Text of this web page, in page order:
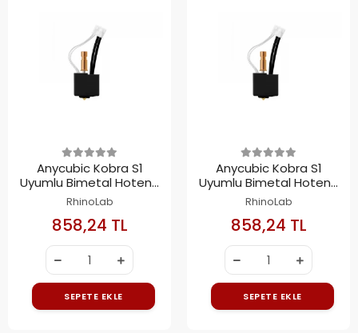
Anycubic Kobra S1
Uyumlu Bimetal Hotend
Kiti 0.2mm
RhinoLab
858,24 TL
SEPETE EKLE
Anycubic Kobra S1
Uyumlu Bimetal Hotend
Kiti 0.4mm
RhinoLab
858,24 TL
SEPETE EKLE